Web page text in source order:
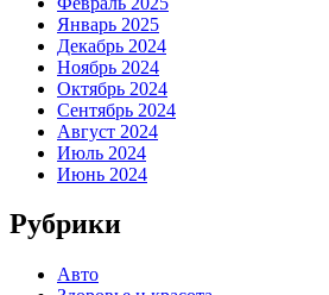
Январь 2025
Декабрь 2024
Ноябрь 2024
Октябрь 2024
Сентябрь 2024
Август 2024
Июль 2024
Июнь 2024
Рубрики
Авто